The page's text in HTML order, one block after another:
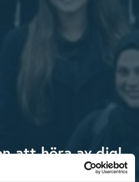
att höra av dig!
i kontakt med oss! Fyll i formuläret nedan